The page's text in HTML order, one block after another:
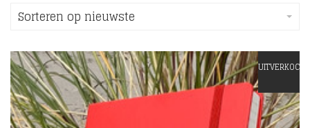
Sorteren op nieuwste
UITVERKOCHT